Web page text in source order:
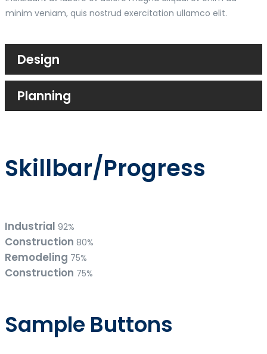
minim veniam, quis nostrud exercitation ullamco elit.
Design
Planning
Skillbar/Progress
Industrial 92%
Construction 80%
Remodeling 75%
Construction 75%
Sample Buttons